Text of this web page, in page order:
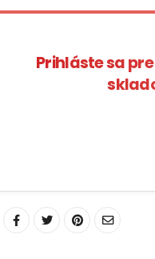
Prihláste sa